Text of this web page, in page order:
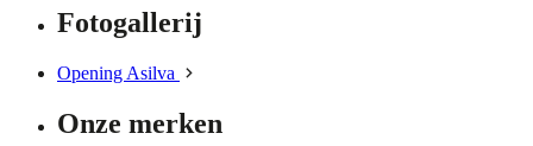
Fotogallerij
Opening Asilva
Onze merken